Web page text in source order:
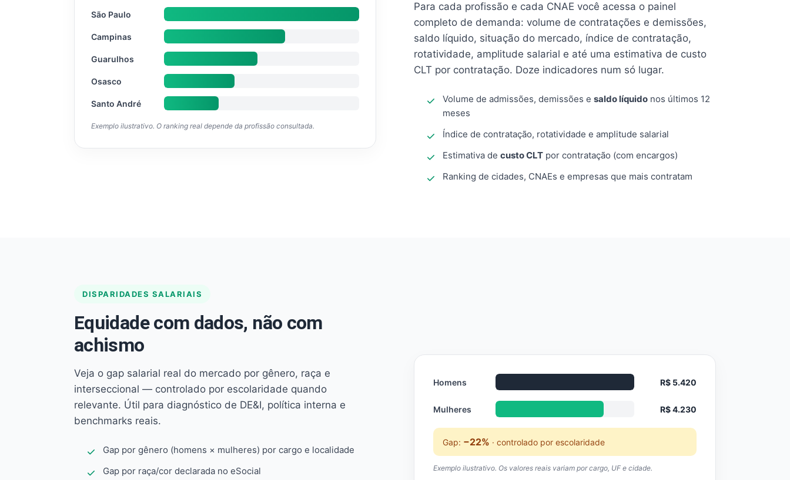
Para cada profissão e cada CNAE você acessa o painel
completo de demanda: volume de contratações e demissões,
saldo líquido, situação do mercado, índice de contratação,
rotatividade, amplitude salarial e até uma estimativa de custo
CLT por contratação. Doze indicadores num só lugar.
Volume de admissões, demissões e saldo líquido nos últimos 12
meses
Índice de contratação, rotatividade e amplitude salarial
Estimativa de custo CLT por contratação (com encargos)
Ranking de cidades, CNAEs e empresas que mais contratam
São Paulo
Campinas
Guarulhos
Osasco
Santo André
Exemplo ilustrativo. O ranking real depende da profissão consultada.
DISPARIDADES SALARIAIS
Equidade com dados, não com
achismo
Veja o gap salarial real do mercado por gênero, raça e
interseccional — controlado por escolaridade quando
relevante. Útil para diagnóstico de DE&I, política interna e
benchmarks reais.
Gap por gênero (homens × mulheres) por cargo e localidade
Gap por raça/cor declarada no eSocial
Homens R$ 5.420
Mulheres R$ 4.230
Gap: −22% · controlado por escolaridade
Exemplo ilustrativo. Os valores reais variam por cargo, UF e cidade.